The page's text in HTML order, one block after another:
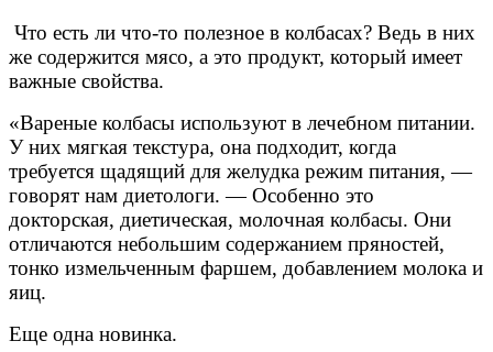
Что есть ли что-то полезное в колбасах? Ведь в них
же содержится мясо, а это продукт, который имеет
важные свойства.
«Вареные колбасы используют в лечебном питании.
У них мягкая текстура, она подходит, когда
требуется щадящий для желудка режим питания, —
говорят нам диетологи. — Особенно это
докторская, диетическая, молочная колбасы. Они
отличаются небольшим содержанием пряностей,
тонко измельченным фаршем, добавлением молока и
яиц.
Еще одна новинка.